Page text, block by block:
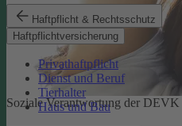
Haftpflicht & Rechtsschutz
Haftpflichtversicherung
Privathaftpflicht
Dienst und Beruf
Tierhalter
Haus und Bau
Soziale Verantwortung der DEVK